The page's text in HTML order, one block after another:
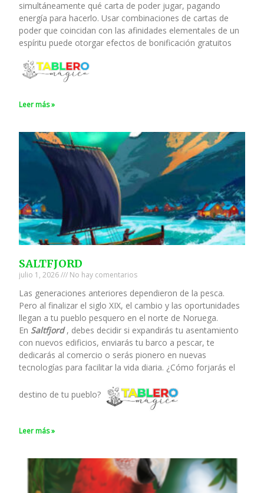
simultáneamente qué carta de poder jugar, pagando
energía para hacerlo. Usar combinaciones de cartas de
poder que coincidan con las afinidades elementales de un
espíritu puede otorgar efectos de bonificación gratuitos
Leer más »
SALTFJORD
julio 1, 2026 No hay comentarios
Las generaciones anteriores dependieron de la pesca.
Pero al finalizar el siglo XIX, el cambio y las oportunidades
llegan a tu pueblo pesquero en el norte de Noruega.
En Saltfjord, debes decidir si expandirás tu asentamiento
con nuevos edificios, enviarás tu barco a pescar, te
dedicarás al comercio o serás pionero en nuevas
tecnologías para facilitar la vida diaria. ¿Cómo forjarás el
destino de tu pueblo?
Leer más »